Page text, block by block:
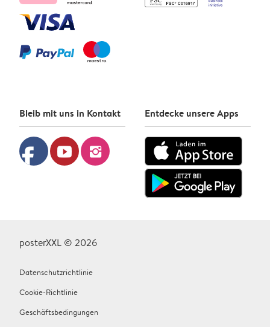
Bleib mit uns in Kontakt
facebook youtube instagram
Entdecke unsere Apps
posterXXL © 2026
Datenschutzrichtlinie
Cookie-Richtlinie
Geschäftsbedingungen